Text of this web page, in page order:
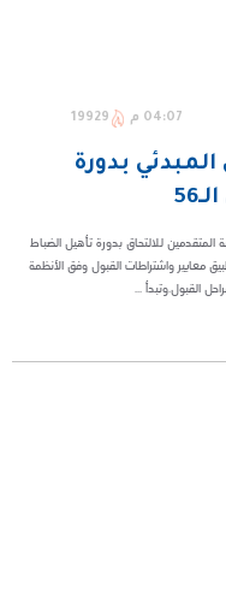
04:07 م 19929
بدورة
المتقدمين للالتحاق بدورة تأهيل الضباط
تطبيق معايير واشتراطات القبول وفق الأنظمة
القبول.وتبدأ ...